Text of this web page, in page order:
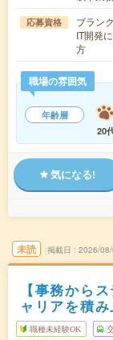
応募資格
ブラン
IT開発
方
職場の雰囲気
年齢層
20
気になる!
未読 掲載日 2026/
【事務から
ャリアを積
職種未経験OK